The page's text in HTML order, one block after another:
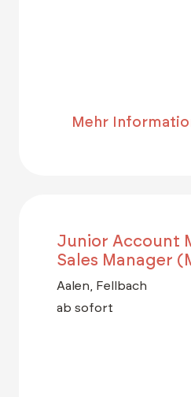
Mehr
Junior Account
Sales Manager
Aalen, Fellbach
ab sofort